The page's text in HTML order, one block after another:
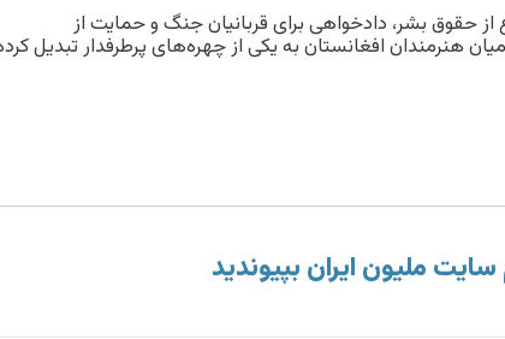
از حقوق بشر، دادخواهی برای قربانیان جنگ و حمایت از
هنرمندان افغانستان به یکی از چهره‌های پرطرفدار تبدیل
سایت ملیون ایران بپیوندید